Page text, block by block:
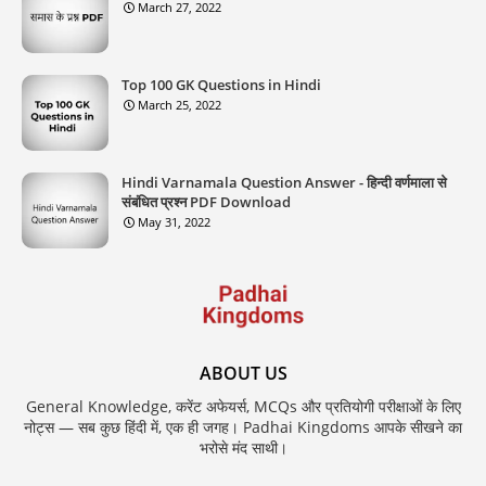
March 27, 2022
Top 100 GK Questions in Hindi
March 25, 2022
Hindi Varnamala Question Answer - हिन्दी वर्णमाला से
संबंधित प्रश्न PDF Download
May 31, 2022
ABOUT US
General Knowledge, करेंट अफेयर्स, MCQs और प्रतियोगी परीक्षाओं के लिए
नोट्स — सब कुछ हिंदी में, एक ही जगह। Padhai Kingdoms आपके सीखने का
भरोसे मंद साथी।